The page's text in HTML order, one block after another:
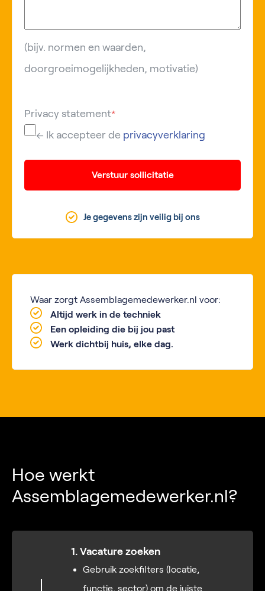
(bijv. normen en waarden,
doorgroeimogelijkheden, motivatie)
Privacy statement*
← Ik accepteer de privacyverklaring
Verstuur sollicitatie
Je gegevens zijn veilig bij ons
Waar zorgt Assemblagemedewerker.nl voor:
Altijd werk in de techniek
Een opleiding die bij jou past
Werk dichtbij huis, elke dag.
Hoe werkt
Assemblagemedewerker.nl?
1. Vacature zoeken
Gebruik zoekfilters (locatie,
functie, sector) om de juiste